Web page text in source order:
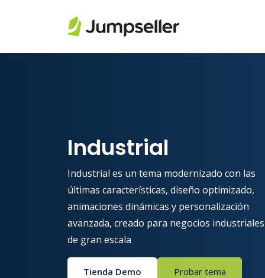
Industrial
Industrial es un tema modernizado con las
últimas características, diseño optimizado,
animaciones dinámicas y personalización
avanzada, creado para negocios
de gran escala
Tienda Demo Probar tema